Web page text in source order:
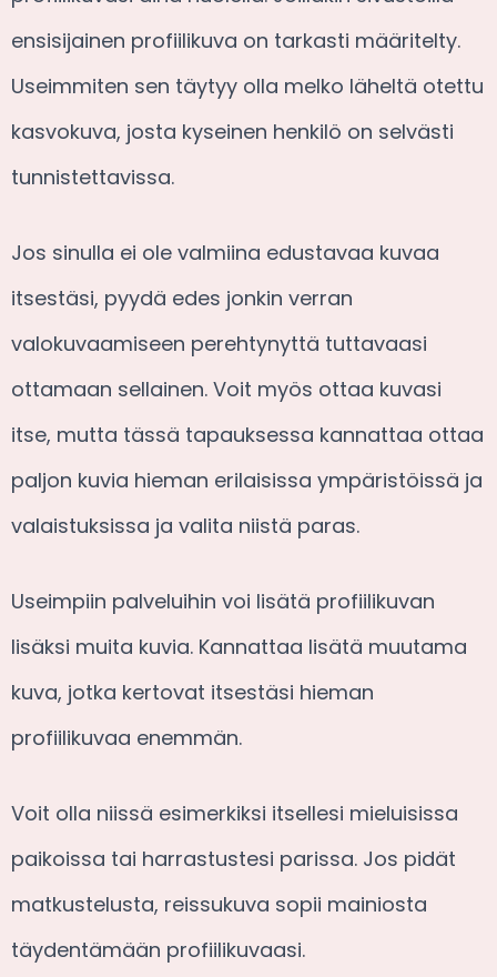
ensisijainen profiilikuva on tarkasti määritelty.
Useimmiten sen täytyy olla melko läheltä otettu
kasvokuva, josta kyseinen henkilö on selvästi
tunnistettavissa.
Jos sinulla ei ole valmiina edustavaa kuvaa
itsestäsi, pyydä edes jonkin verran
valokuvaamiseen perehtynyttä tuttavaasi
ottamaan sellainen. Voit myös ottaa kuvasi
itse, mutta tässä tapauksessa kannattaa ottaa
paljon kuvia hieman erilaisissa ympäristöissä ja
valaistuksissa ja valita niistä paras.
Useimpiin palveluihin voi lisätä profiilikuvan
lisäksi muita kuvia. Kannattaa lisätä muutama
kuva, jotka kertovat itsestäsi hieman
profiilikuvaa enemmän.
Voit olla niissä esimerkiksi itsellesi mieluisissa
paikoissa tai harrastustesi parissa. Jos pidät
matkustelusta, reissukuva sopii mainiosta
täydentämään profiilikuvaasi.